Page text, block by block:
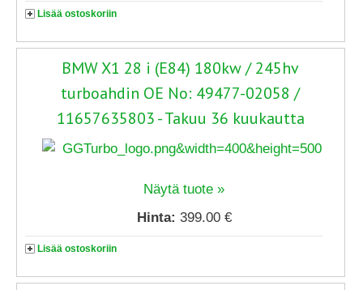
Lisää ostoskoriin
BMW X1 28 i (E84) 180kw / 245hv
turboahdin OE No: 49477-02058 /
11657635803 - Takuu 36 kuukautta
Näytä tuote »
Hinta: 399.00 €
Lisää ostoskoriin